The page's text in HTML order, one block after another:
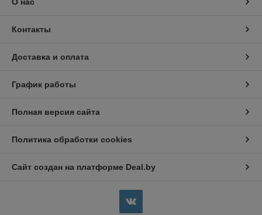
Контакты
Доставка и оплата
График работы
Полная версия сайта
Политика обработки cookies
Сайт создан на платформе Deal.by